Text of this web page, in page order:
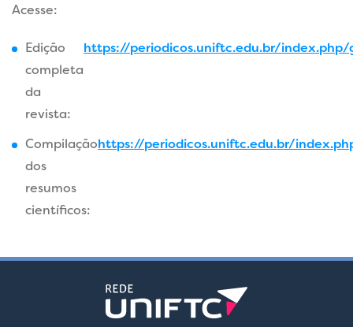
Acesse:
Edição
completa
da
revista:
https://periodicos.uniftc.edu.br/
Compilação
dos
resumos
científicos:
https://periodicos.uniftc.edu.br/